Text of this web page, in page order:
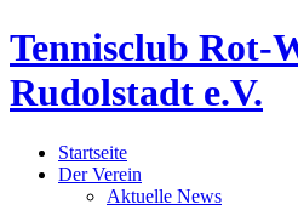
Tennisclub Rot-
Rudolstadt e.V.
Startseite
Der Verein
Aktuelle News